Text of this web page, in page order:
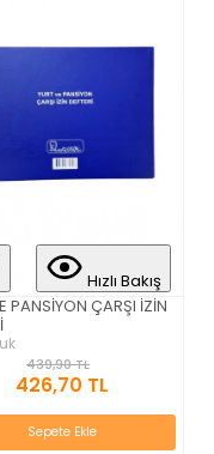
Hızlı Bakış
PANSİYON ÇARŞI İZİN
439,90 TL
426,70 TL
Sepete Ekle